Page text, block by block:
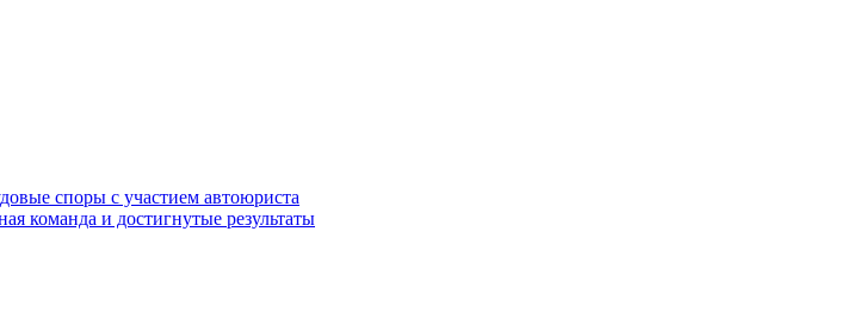
споры с участием автоюриста
команда и достигнутые результаты